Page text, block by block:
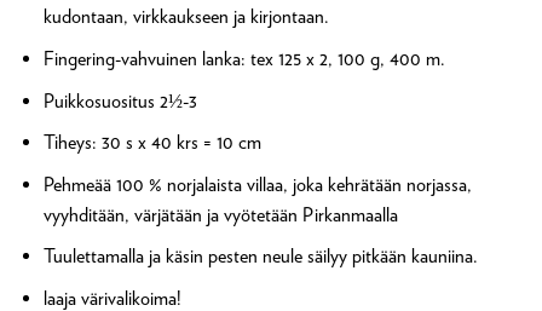
kudontaan, virkkaukseen ja kirjontaan.
Fingering-vahvuinen lanka: tex 125 x 2, 100 g, 400 m.
Puikkosuositus 2½-3
Tiheys: 30 s x 40 krs = 10 cm
Pehmeää 100 % norjalaista villaa, joka kehrätään norjassa,
vyyhditään, värjätään ja vyötetään Pirkanmaalla
Tuulettamalla ja käsin pesten neule säilyy pitkään kauniina.
laaja värivalikoima!